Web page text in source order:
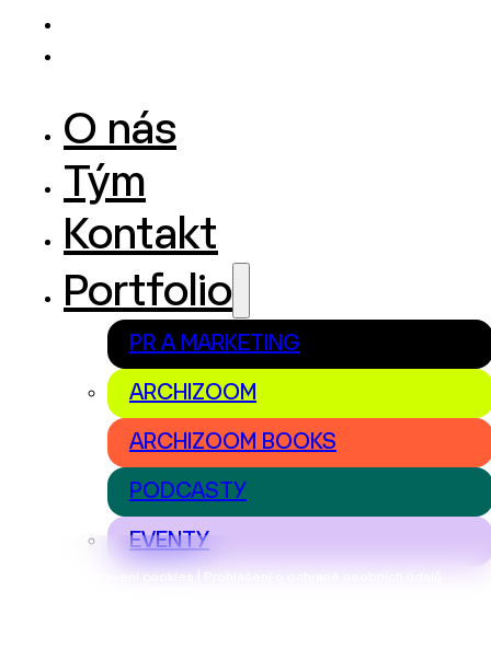
Nastavení cookies | Prohlášení o ochraně osobních údajů
O nás
Tým
Kontakt
Portfolio
PR A MARKETING
ARCHIZOOM
ARCHIZOOM BOOKS
PODCASTY
EVENTY